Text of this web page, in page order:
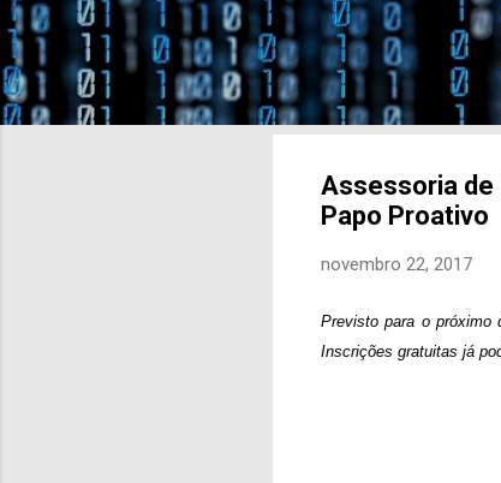
Assessoria de
Papo Proativo
novembro 22, 2017
Previsto para o próximo
Inscrições gratuitas já